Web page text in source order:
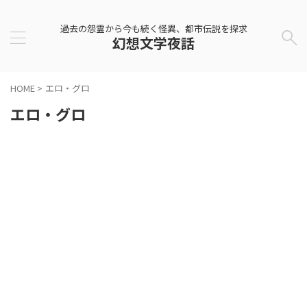
過去の怨霊から今も続く怪異、都市伝説を探求
幻想文学夜話
HOME > エロ・グロ
エロ・グロ